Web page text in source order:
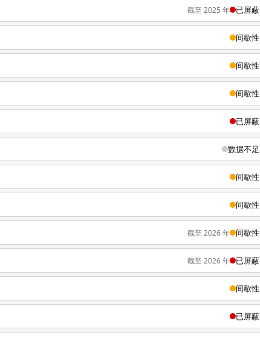
截至 2025 年 已屏蔽
间歇性
间歇性
间歇性
已屏蔽
数据不足
间歇性
间歇性
截至 2026 年 间歇性
截至 2026 年 已屏蔽
间歇性
已屏蔽